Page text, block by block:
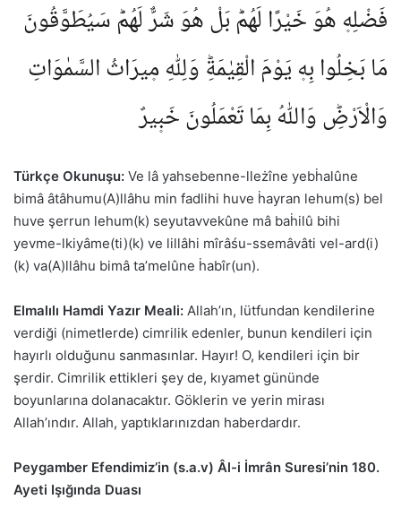
فَضْلِه۪ هُوَ خَيْرًا لَهُمْؕ بَلْ هُوَ شَرٌّ لَهُمْؕ سَيُطَوَّقُونَ
مَا بَخِلُوا بِه۪ يَوْمَ الْقِيٰمَةِؕ وَلِلّٰهِ م۪يرَاثُ السَّمٰوَاتِ
وَالْاَرْضِؕ وَاللّٰهُ بِمَا تَعْمَلُونَ خَب۪يرٌ
Türkçe Okunuşu: Ve lâ yahsebenne-lleżîne yebḣalûne
bimâ âtâhumu(A)llâhu min fadlihi huve ḣayran lehum(s) bel
huve şerrun lehum(k) seyutavvekûne mâ baḣilû bihi
yevme-lkiyâme(ti)(k) ve lillâhi mîrâśu-ssemâvâti vel-ard(i)
(k) va(A)llâhu bimâ ta’melûne ḣabîr(un).
Elmalılı Hamdi Yazır Meali: Allah’ın, lütfundan kendilerine
verdiği (nimetlerde) cimrilik edenler, bunun kendileri için
hayırlı olduğunu sanmasınlar. Hayır! O, kendileri için bir
şerdir. Cimrilik ettikleri şey de, kıyamet gününde
boyunlarına dolanacaktır. Göklerin ve yerin mirası
Allah’ındır. Allah, yaptıklarınızdan haberdardır.
Peygamber Efendimiz’in (s.a.v) Âl-i İmrân Suresi’nin 180.
Ayeti Işığında Duası